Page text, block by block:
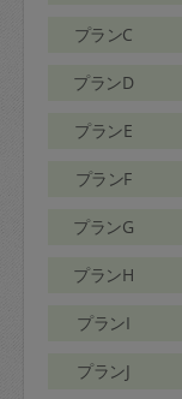
プランC
プランD
プランE
プランF
プランG
プランH
プランI
プランJ